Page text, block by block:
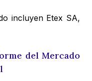
incluyen Etex SA,
del Mercado